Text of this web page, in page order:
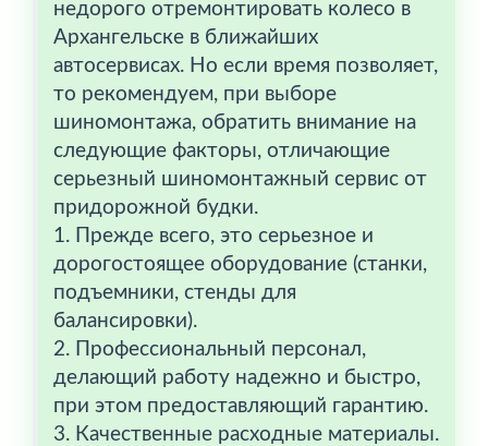
недорого отремонтировать колесо в
Архангельске в ближайших
автосервисах. Но если время позволяет,
то рекомендуем, при выборе
шиномонтажа, обратить внимание на
следующие факторы, отличающие
серьезный шиномонтажный сервис от
придорожной будки.
1. Прежде всего, это серьезное и
дорогостоящее оборудование (станки,
подъемники, стенды для
балансировки).
2. Профессиональный персонал,
делающий работу надежно и быстро,
при этом предоставляющий гарантию.
3. Качественные расходные материалы.